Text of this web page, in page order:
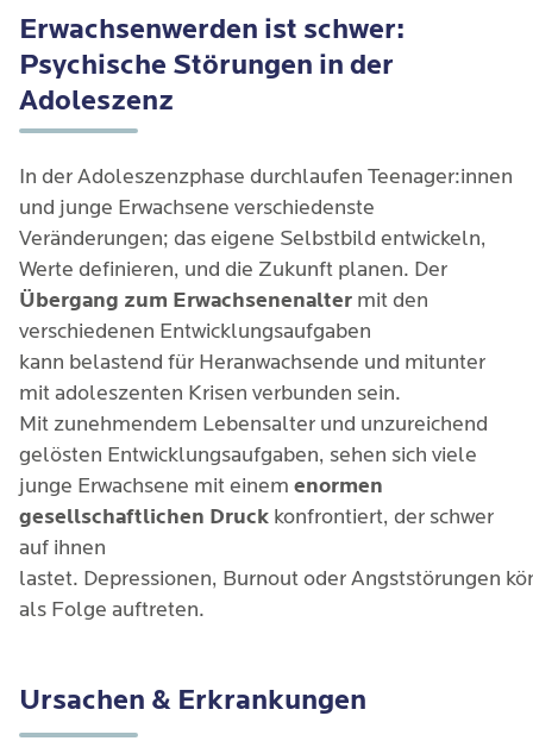
Erwachsenwerden ist schwer:
Psychische Störungen in der
Adoleszenz
In der Adoleszenzphase durchlaufen Teenager:innen
und junge Erwachsene verschiedenste
Veränderungen; das eigene Selbstbild entwickeln,
Werte definieren, und die Zukunft planen. Der
Übergang zum Erwachsenenalter mit den
verschiedenen Entwicklungsaufgaben
kann belastend für Heranwachsende und mitunter
mit adoleszenten Krisen verbunden sein.
Mit zunehmendem Lebensalter und unzureichend
gelösten Entwicklungsaufgaben, sehen sich viele
junge Erwachsene mit einem enormen
gesellschaftlichen Druck konfrontiert, der schwer
auf ihnen
lastet. Depressionen, Burnout oder Angststörungen
als Folge auftreten.
Ursachen & Erkrankungen